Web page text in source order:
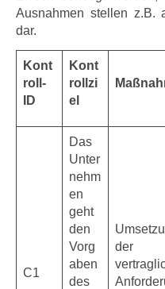
Ausnahmen stellen z.B.
dar.
Kont
roll-
ID
Kont
rollzi
el
C1
Das
Unter
nehm
en
geht
den
Vorg
aben
des
der